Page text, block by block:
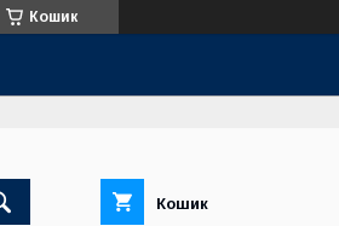
Кошик
Кошик